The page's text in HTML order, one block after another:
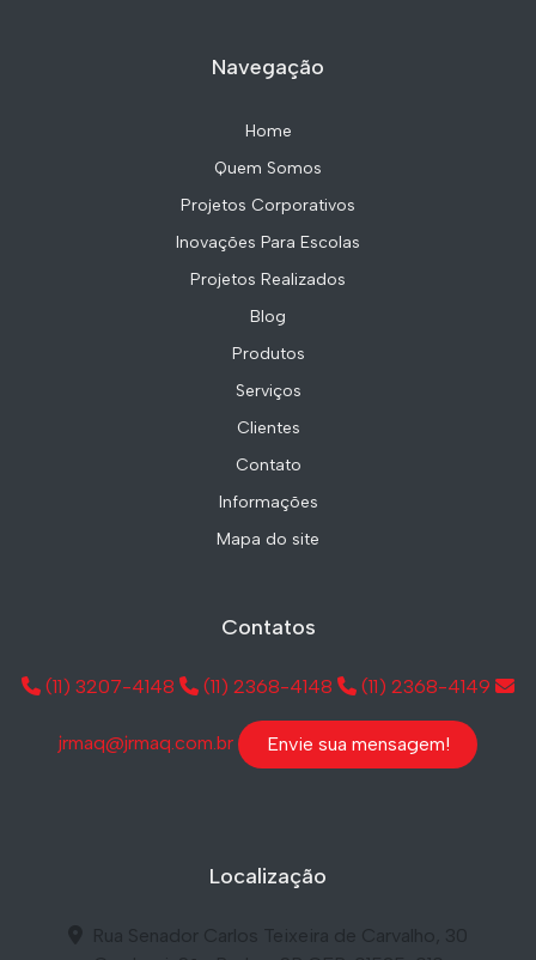
Navegação
Home
Quem Somos
Projetos Corporativos
Inovações Para Escolas
Projetos Realizados
Blog
Produtos
Serviços
Clientes
Contato
Informações
Mapa do site
Contatos
(11) 3207-4148 (11) 2368-4148 (11) 2368-4149
jrmaq@jrmaq.com.br Envie sua mensagem!
Localização
Rua Senador Carlos Teixeira de Carvalho, 30